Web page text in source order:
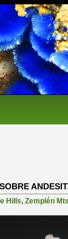
Hills, Zemplén